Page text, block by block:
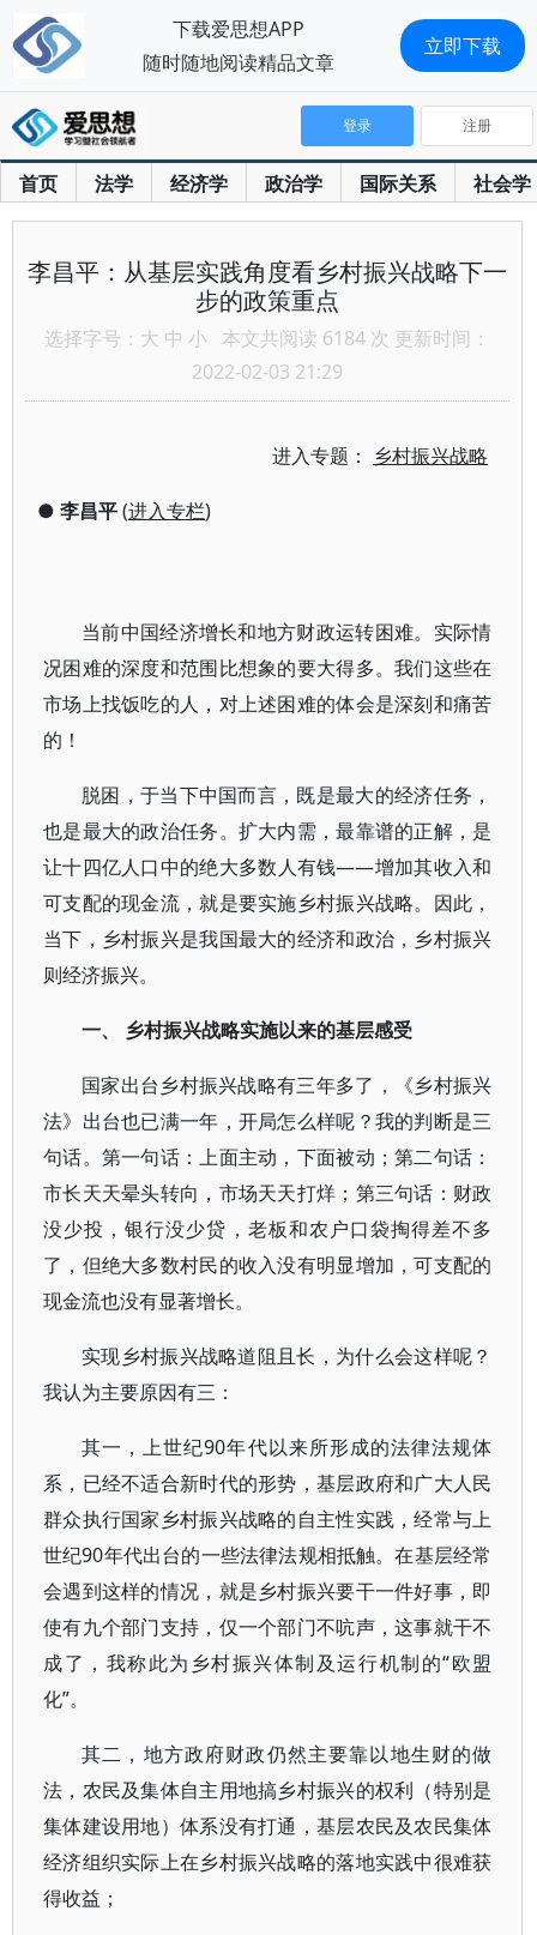
首页 法学 经济学 政治学 国际关系 社会学
登录 注册
李昌平：从基层实践角度看乡村振兴战略下一
步的政策重点
选择字号： 大 中 小 本文共阅读 6184 次 更新时间：
2022-02-03 21:29
进入专题： 乡村振兴战略
● 李昌平(进入专栏)
当前中国经济增长和地方财政运转困难。实际情
况困难的深度和范围比想象的要大得多。我们这些在
市场上找饭吃的人，对上述困难的体会是深刻和痛苦
的！
脱困，于当下中国而言，既是最大的经济任务，
也是最大的政治任务。扩大内需，最靠谱的正解，是
让十四亿人口中的绝大多数人有钱——增加其收入和
可支配的现金流，就是要实施乡村振兴战略。因此，
当下，乡村振兴是我国最大的经济和政治，乡村振兴
则经济振兴。
一、 乡村振兴战略实施以来的基层感受
国家出台乡村振兴战略有三年多了，《乡村振兴
法》出台也已满一年，开局怎么样呢？我的判断是三
句话。第一句话：上面主动，下面被动；第二句话：
市长天天晕头转向，市场天天打烊；第三句话：财政
没少投，银行没少贷，老板和农户口袋掏得差不多
了，但绝大多数村民的收入没有明显增加，可支配的
现金流也没有显著增长。
实现乡村振兴战略道阻且长，为什么会这样呢？
我认为主要原因有三：
其一，上世纪90年代以来所形成的法律法规体
系，已经不适合新时代的形势，基层政府和广大人民
群众执行国家乡村振兴战略的自主性实践，经常与上
世纪90年代出台的一些法律法规相抵触。在基层经常
会遇到这样的情况，就是乡村振兴要干一件好事，即
使有九个部门支持，仅一个部门不吭声，这事就干不
成了，我称此为乡村振兴体制及运行机制的“欧盟
化”。
其二，地方政府财政仍然主要靠以地生财的做
法，农民及集体自主用地搞乡村振兴的权利（特别是
集体建设用地）体系没有打通，基层农民及农民集体
经济组织实际上在乡村振兴战略的落地实践中很难获
得收益；
下载爱思想APP
随时随地阅读精品文章
立即下载